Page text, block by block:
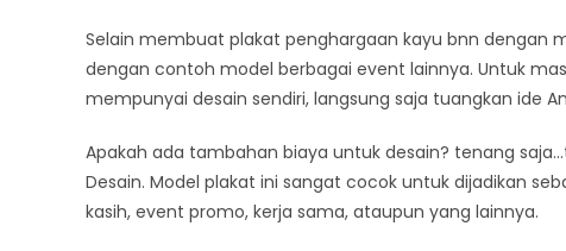
Selain membuat plakat penghargaan kayu bnn dengan
dengan contoh model berbagai event lainnya. Untuk
mempunyai desain sendiri, langsung saja tuangkan ide
Apakah ada tambahan biaya untuk desain? tenang
Desain. Model plakat ini sangat cocok untuk dijadikan
kasih, event promo, kerja sama, ataupun yang lainnya.